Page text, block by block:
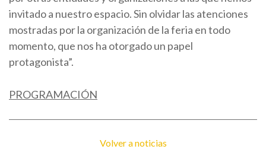
invitado a nuestro espacio. Sin olvidar las atenciones
mostradas por la organización de la feria en todo
momento, que nos ha otorgado un papel
protagonista”.
PROGRAMACIÓN
Volver a noticias